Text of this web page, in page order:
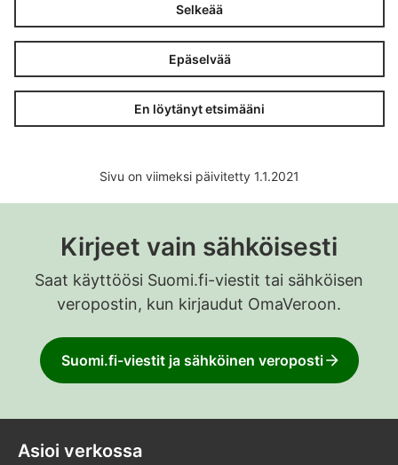
Selkeää
Epäselvää
En löytänyt etsimääni
Sivu on viimeksi päivitetty 1.1.2021
Kirjeet vain sähköisesti
Saat käyttöösi Suomi.fi-viestit tai sähköisen
veropostin, kun kirjaudut OmaVeroon.
Suomi.fi-viestit ja sähköinen veroposti
Asioi verkossa